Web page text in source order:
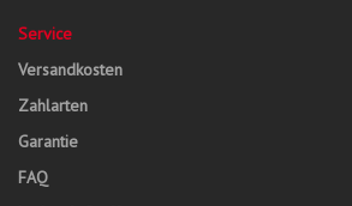
Service
Versandkosten
Zahlarten
Garantie
FAQ